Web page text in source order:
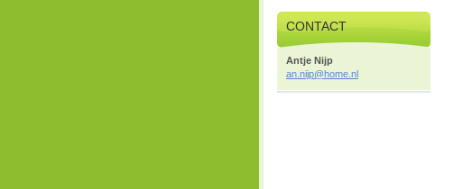
CONTACT
Antje Nijp
an.nijp@home.nl